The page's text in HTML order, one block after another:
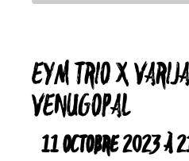
EYM TRIO X
VENUGOPAL
11 OCTOBRE 2023 À